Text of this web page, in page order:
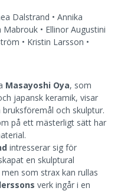
Dalstrand • Annika
• Ellinor Augustini
• Kristin Larsson •
Masayoshi Oya, som
japansk keramik, visar
och skulptur.
på ett mästerligt sätt har
intresserar sig för
en skulptural
som strax kan rullas
verk ingår i en